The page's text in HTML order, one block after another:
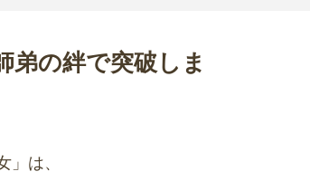
弟の絆で突破しま
」は、